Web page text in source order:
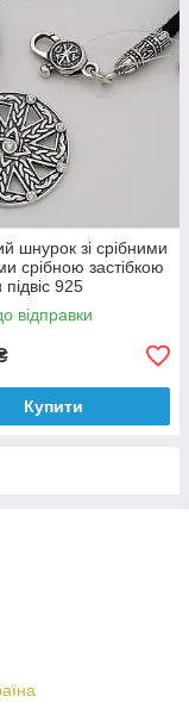
шнурок зі срібними
срібною застібкою
925
відправки
Купити